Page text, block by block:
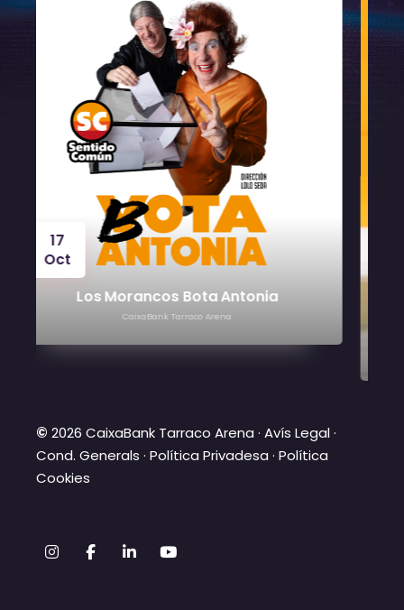
24
Oct
© 2026 CaixaBank Tarraco Arena ·Avís Legal·
Cond. Generals ·Política Privadesa ·Política
Cookies